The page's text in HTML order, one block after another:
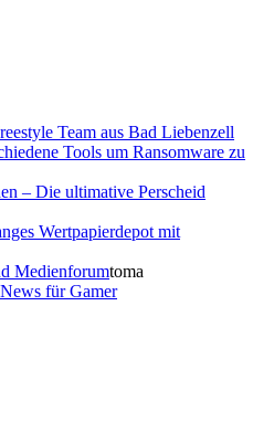
Team aus Bad Liebenzell
Tools um Ransomware zu
– Die ultimative Perscheid
Wertpapierdepot mit
Medienforumtoma
für Gamer